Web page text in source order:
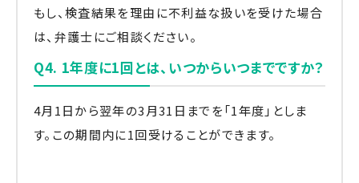
もし、検査結果を理由に不利益な扱いを受けた場合
は、弁護士にご相談ください。
Q4. 1年度に1回とは、いつからいつまでですか？
4月1日から翌年の3月31日までを「1年度」としま
す。この期間内に1回受けることができます。